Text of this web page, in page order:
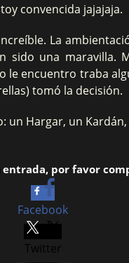
convencida jajajaja.
La
sido una maravilla.
le encuentro traba
tomó la decisión.
un Hargar, un
entrada, por favor
Facebook
Twitter